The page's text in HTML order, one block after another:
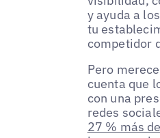
y ayuda a
tu
competidor
Pero
cuenta que
con una
redes
27 % más